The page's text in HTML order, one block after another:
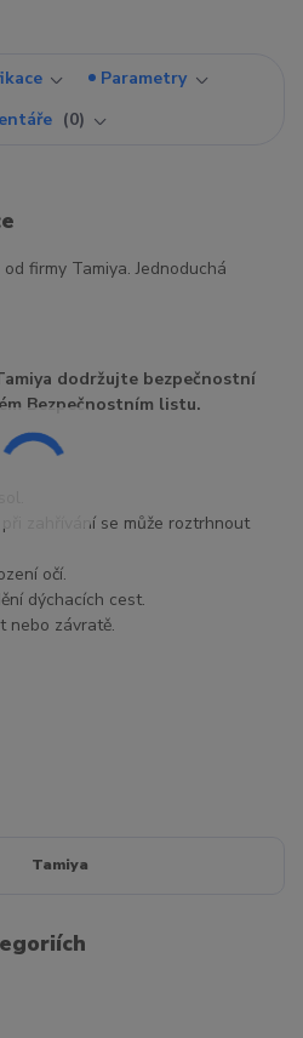
Parametry
0
firmy Tamiya. Jednoduchá
dodržujte bezpečnostní
Bezpečnostním listu.
zahřívání se může roztrhnout
očí.
dýchacích cest.
nebo závratě.
Tamiya